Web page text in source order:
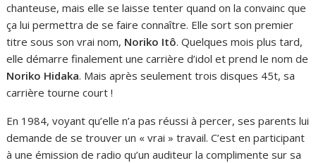
chanteuse, mais elle se laisse tenter quand on la convainc que
ça lui permettra de se faire connaître. Elle sort son premier
titre sous son vrai nom, Noriko Itô. Quelques mois plus tard,
elle démarre finalement une carrière d’idol et prend le nom de
Noriko Hidaka. Mais après seulement trois disques 45t, sa
carrière tourne court !
En 1984, voyant qu’elle n’a pas réussi à percer, ses parents lui
demande de se trouver un « vrai » travail. C’est en participant
à une émission de radio qu’un auditeur la complimente sur sa